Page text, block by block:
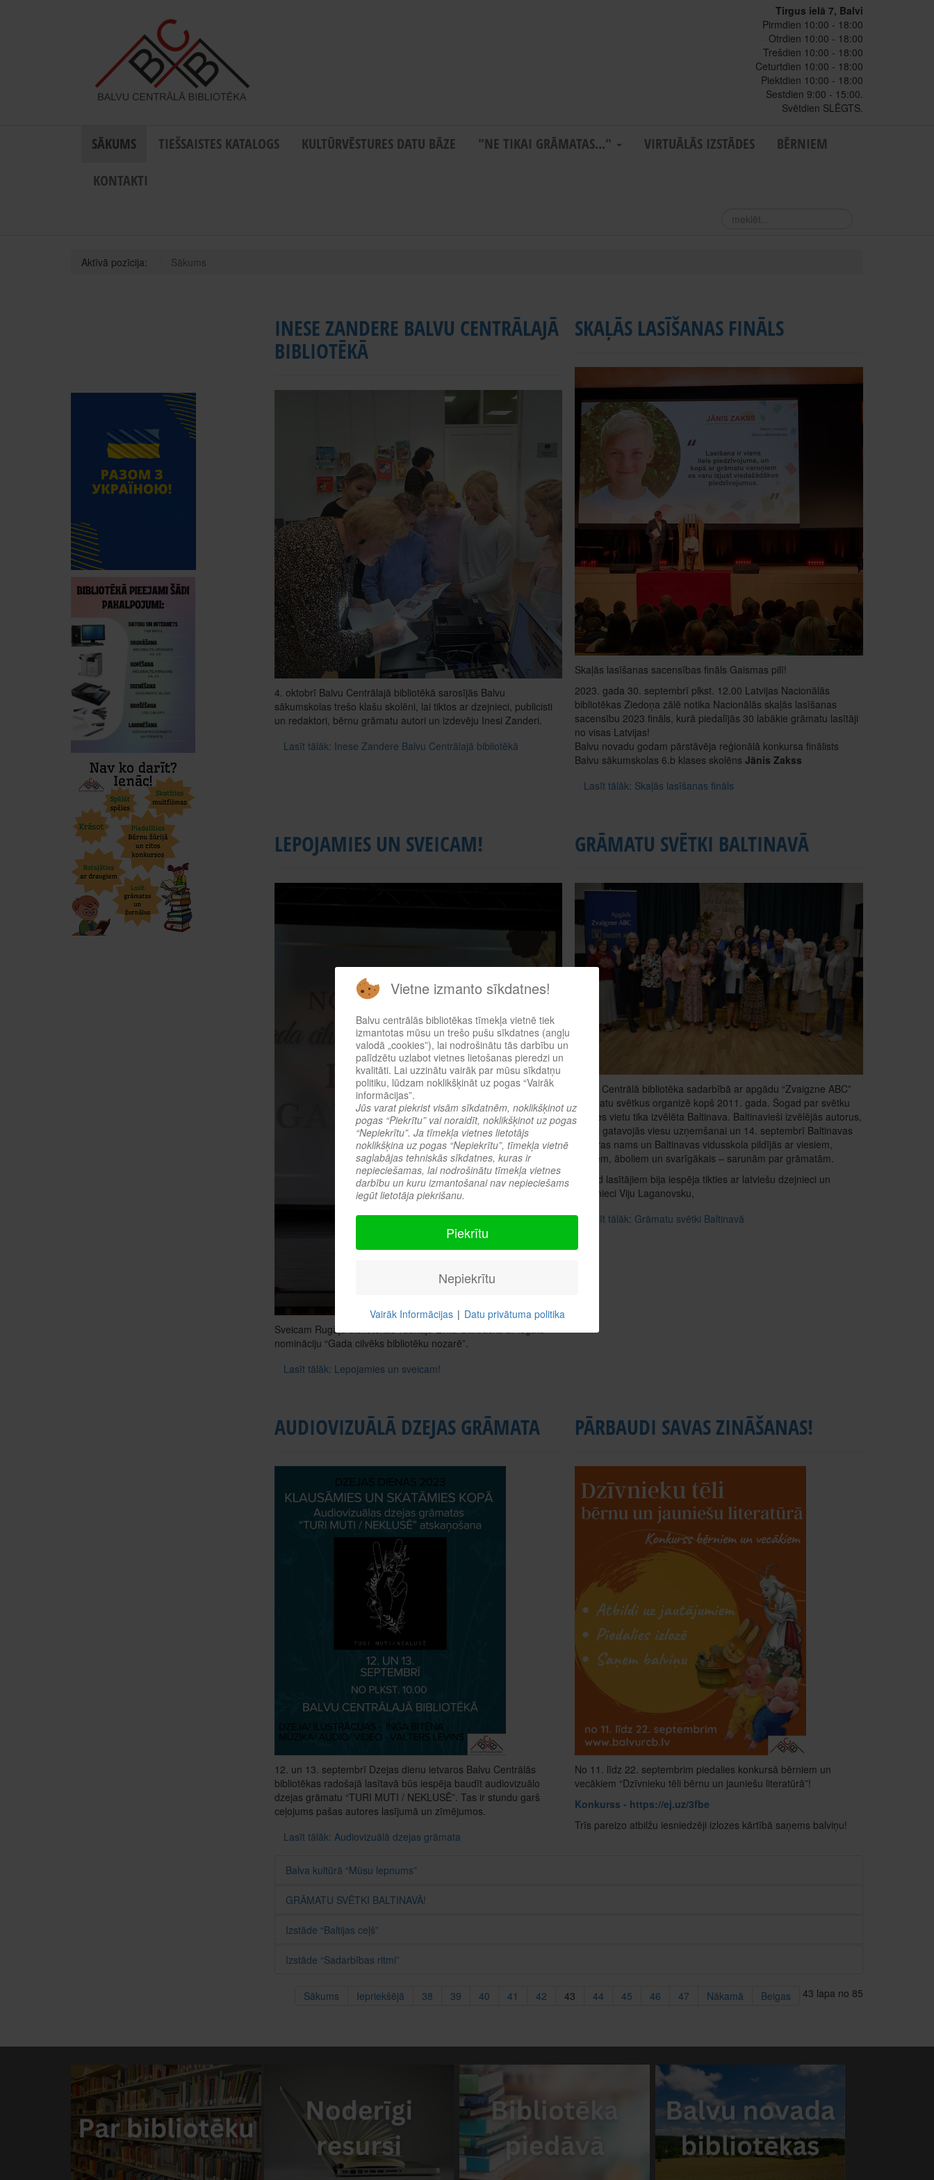
Tirgus ielā 7, Balvi
Pirmdien 10:00 - 18:00
Otrdien 10:00 - 18:00
Trešdien 10:00 - 18:00
Ceturtdien 10:00 - 18:00
Piektdien 10:00 - 18:00
Sestdien 9:00 - 15:00.
Svētdien SLĒGTS.
SĀKUMS TIEŠSAISTES KATALOGS KULTŪRVĒSTURES DATU BĀZE "NE TIKAI GRĀMATAS..." VIRTUĀLĀS IZSTĀDES
BĒRNIEM
KONTAKTI
meklēt...
Aktīvā pozīcija: Sākums
INESE ZANDERE BALVU CENTRĀLAJĀ
BIBLIOTĒKĀ
4. oktobrī Balvu Centrālajā bibliotēkā sarosījās Balvu
sākumskolas trešo klašu skolēni, lai tiktos ar dzejnieci, publicisti
un redaktori, bērnu grāmatu autori un izdevēju Inesi Zanderi.
Lasīt tālāk: Inese Zandere Balvu Centrālajā bibliotēkā
SKAĻĀS LASĪŠANAS FINĀLS
Skaļās lasīšanas sacensības fināls Gaismas pilī!
2023. gada 30. septembrī plkst. 12.00 Latvijas Nacionālās
bibliotēkas Ziedoņa zālē notika Nacionālās skaļās lasīšanas
sacensību 2023 fināls, kurā piedalījās 30 labākie grāmatu lasītāji
no visas Latvijas!
Balvu novadu godam pārstāvēja reģionālā konkursa finālists
Balvu sākumskolas 6.b klases skolēnsJānis Zakss
Lasīt tālāk: Skaļās lasīšanas fināls
LEPOJAMIES UN SVEICAM!
Sveicam Rugāju bibliotēkas vadītāju Evitu Garbacku ar iegūtu
nomināciju “Gada cilvēks bibliotēku nozarē”.
Lasīt tālāk: Lepojamies un sveicam!
GRĀMATU SVĒTKI BALTINAVĀ
Balvu Centrālā bibliotēka sadarbībā ar apgādu “Zvaigzne ABC”
Grāmatu svētkus organizē kopš 2011. gada. Šogad par svētku
norises vietu tika izvēlēta Baltinava. Baltinavieši izvēlējās autorus,
rūpīgi gatavojās viesu uzņemšanai un 14. septembrī Baltinavas
Kultūras nams un Baltinavas vidusskola pildījās ar viesiem,
ziediem, āboliem un svarīgākais – sarunām par grāmatām.
Šogad lasītājiem bija iespēja tikties ar latviešu dzejnieci un
rakstnieci Viju Laganovsku,
Lasīt tālāk: Grāmatu svētki Baltinavā
AUDIOVIZUĀLĀ DZEJAS GRĀMATA
12. un 13. septembrī Dzejas dienu ietvaros Balvu Centrālās
bibliotēkas radošajā lasītavā būs iespēja baudīt audiovizuālo
dzejas grāmatu “TURI MUTI / NEKLUSĒ”. Tas ir stundu garš
ceļojums pašas autores lasījumā un zīmējumos.
Lasīt tālāk: Audiovizuālā dzejas grāmata
PĀRBAUDI SAVAS ZINĀŠANAS!
No 11. līdz 22. septembrim piedalies konkursā bērniem un
vecākiem “Dzīvnieku tēli bērnu un jauniešu literatūrā”!
Konkurss - https://ej.uz/3fbe
Trīs pareizo atbilžu iesniedzēji izlozes kārtībā saņems balviņu!
Balva kultūrā “Mūsu lepnums”
GRĀMATU SVĒTKI BALTINAVĀ!
Izstāde “Baltijas ceļš”
Izstāde “Sadarbības ritmi”
43 lapa no 85
Sākums Iepriekšējā 38 39 40 41 42 43 44 45 46 47 Nākamā Beigas
Vietne izmanto sīkdatnes!
Balvu centrālās bibliotēkas tīmekļa vietnē tiek
izmantotas mūsu un trešo pušu sīkdatnes (angļu
valodā „cookies”), lai nodrošinātu tās darbību un
palīdzētu uzlabot vietnes lietošanas pieredzi un
kvalitāti. Lai uzzinātu vairāk par mūsu sīkdatņu
politiku, lūdzam noklikšķināt uz pogas “Vairāk
informācijas”.
Jūs varat piekrist visām sīkdatnēm, noklikšķinot uz
pogas “Piekrītu” vai noraidīt, noklikšķinot uz pogas
“Nepiekrītu”. Ja tīmekļa vietnes lietotājs
noklikšķina uz pogas “Nepiekrītu”, tīmekļa vietnē
saglabājas tehniskās sīkdatnes, kuras ir
nepieciešamas, lai nodrošinātu tīmekļa vietnes
darbību un kuru izmantošanai nav nepieciešams
iegūt lietotāja piekrišanu.
Piekrītu
Nepiekrītu
Vairāk Informācijas | Datu privātuma politika